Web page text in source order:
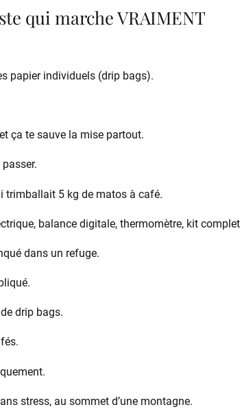
qui marche VRAIMENT
papier individuels (drip bags).
ça te sauve la mise partout.
trimballait 5 kg de matos à café.
balance digitale, thermomètre, kit
dans un refuge.
drip bags.
stress, au sommet d’une montagne.